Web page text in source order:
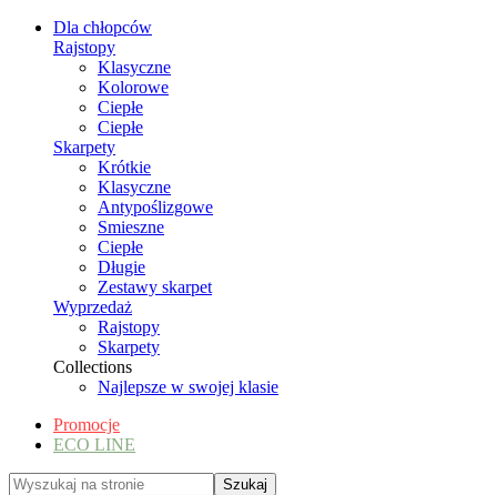
Dla chłopców
Rajstopy
Klasyczne
Kolorowe
Ciepłe
Ciepłe
Skarpety
Krótkie
Klasyczne
Antypoślizgowe
Smieszne
Ciepłe
Długie
Zestawy skarpet
Wyprzedaż
Rajstopy
Skarpety
Collections
Najlepsze w swojej klasie
Promocje
ECO LINE